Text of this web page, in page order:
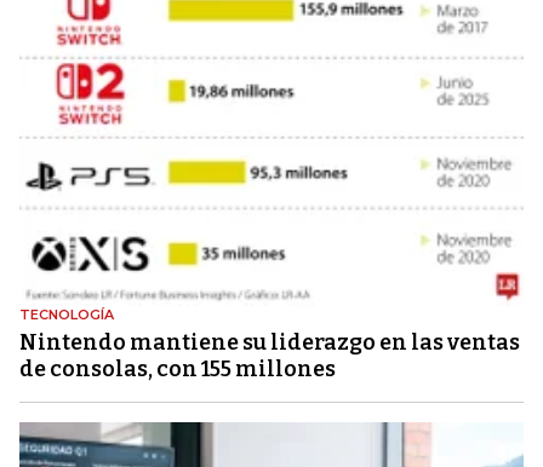
TECNOLOGÍA
Nintendo mantiene su liderazgo en las ventas
de consolas, con 155 millones